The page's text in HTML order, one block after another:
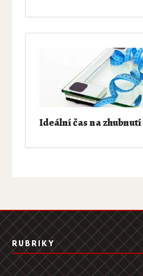
Ideální čas na zhubnutí
RUBRIKY